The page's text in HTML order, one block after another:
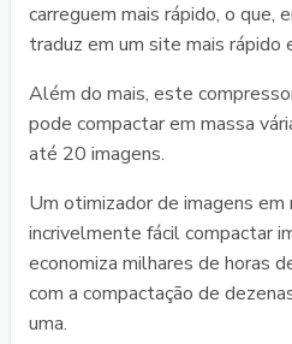
carreguem mais rápido, o que,
traduz em um site mais rápido
Além do mais, este
pode compactar em massa
até 20 imagens.
Um otimizador de imagens
incrivelmente fácil compactar
economiza milhares de horas
com a compactação de
uma.